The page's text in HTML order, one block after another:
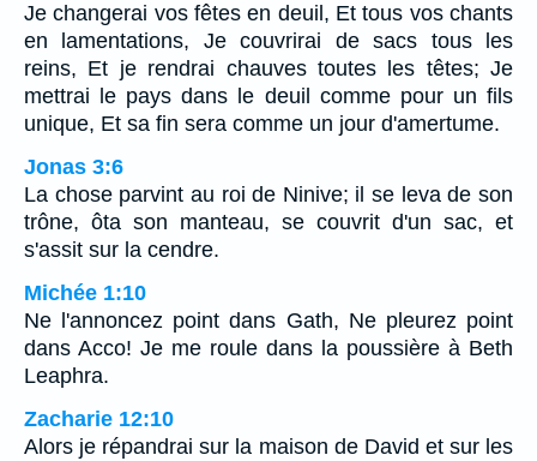
Je changerai vos fêtes en deuil, Et tous vos chants
en lamentations, Je couvrirai de sacs tous les
reins, Et je rendrai chauves toutes les têtes; Je
mettrai le pays dans le deuil comme pour un fils
unique, Et sa fin sera comme un jour d'amertume.
Jonas 3:6
La chose parvint au roi de Ninive; il se leva de son
trône, ôta son manteau, se couvrit d'un sac, et
s'assit sur la cendre.
Michée 1:10
Ne l'annoncez point dans Gath, Ne pleurez point
dans Acco! Je me roule dans la poussière à Beth
Leaphra.
Zacharie 12:10
Alors je répandrai sur la maison de David et sur les